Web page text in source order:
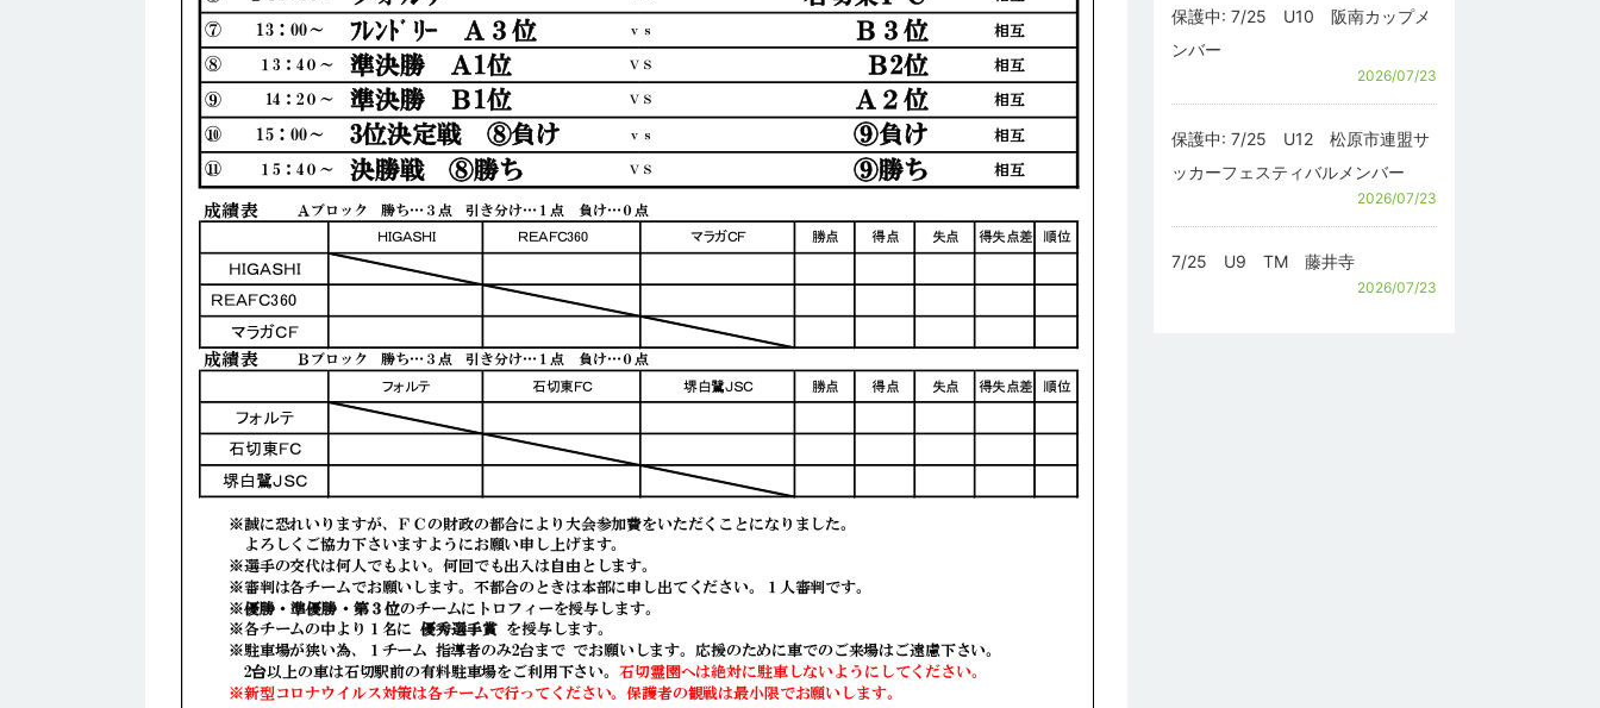
保護中: 7/25 U10 阪南カップメ
ンバー
2026/07/23
保護中: 7/25 U12 松原市連盟サ
ッカーフェスティバルメンバー
2026/07/23
7/25 U9 TM 藤井寺
2026/07/23